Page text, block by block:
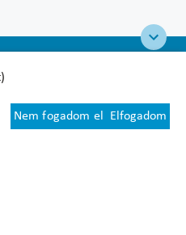
Nem fogadom el Elfogadom
feltételek